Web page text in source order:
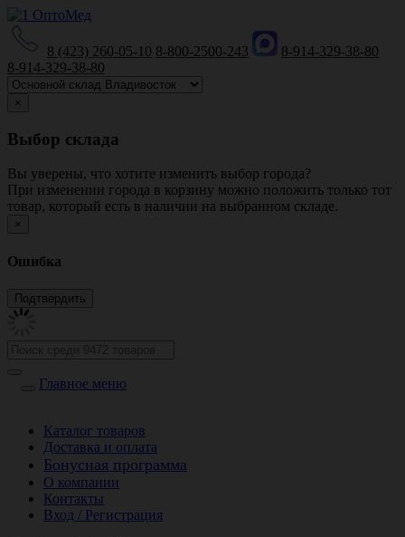
8 (423) 260-05-10 8-800-2500-243
8-914-329-38-80
8-914-329-38-80
×
Выбор склада
Вы уверены, что хотите изменить выбор города?
При изменении города в корзину можно положить только тот
товар, который есть в наличии на выбранном складе.
×
Ошибка
Главное меню
Каталог товаров
Доставка и оплата
Бонусная программа
О компании
Контакты
Вход / Регистрация